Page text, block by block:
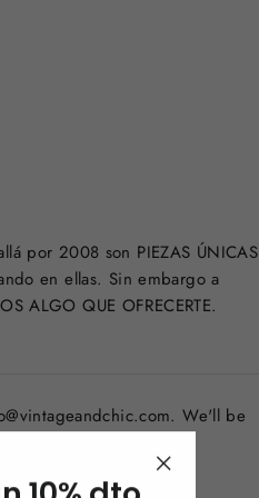
por 2008 son PIEZAS ÚNICAS
en ellas. Sin embargo a
ALGO QUE OFRECERTE.
We'll be